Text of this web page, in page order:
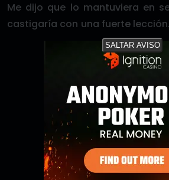
Me dijo que lo mantuviera en
castigaría con una fuerte lección.
SALTAR AVISO